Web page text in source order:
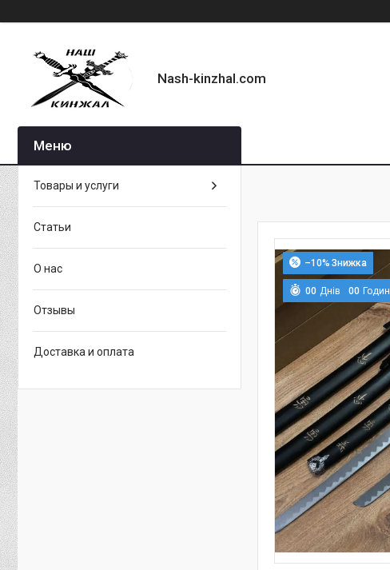
Nash-kinzhal.com
–10%
00 Днів 00 Годин
Товары и услуги
Статьи
О нас
Отзывы
Доставка и оплата